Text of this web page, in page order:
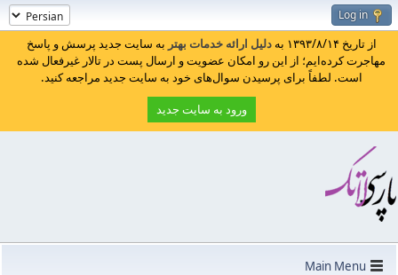
Log in
از تاریخ ۱۳۹۳/۸/۱۴ به دلیل ارائه خدمات بهتر به سایت جدید پرسش و پاسخ
مهاجرت کرده‌ایم؛ از این رو امکان عضویت و ارسال پست در تالار غیرفعال شده
است. لطفاً برای پرسیدن سوال‌های خود به سایت جدید مراجعه کنید.
ورود به سایت جدید
Main Menu